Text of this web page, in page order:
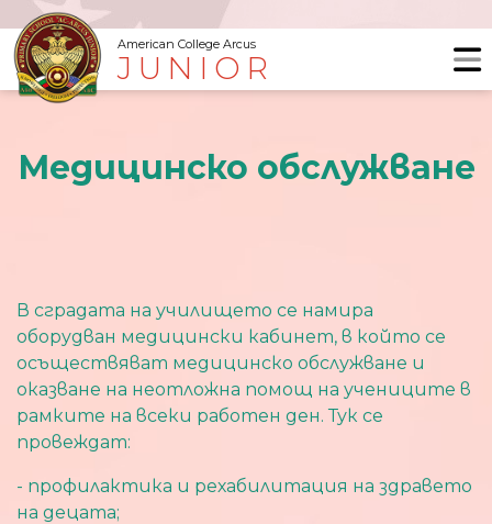
American College Arcus
JUNIOR
Медицинско обслужване
В сградата на училището се намира
оборудван медицински кабинет, в който се
осъществяват медицинско обслужване и
оказване на неотложна помощ на учениците в
рамките на всеки работен ден. Тук се
провеждат:
- профилактика и рехабилитация на здравето
на децата;